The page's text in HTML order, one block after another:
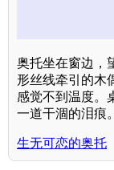
奥托坐在窗边，
形丝线牵引的木
感觉不到温度。
一道干涸的泪痕。
生无可恋的奥托